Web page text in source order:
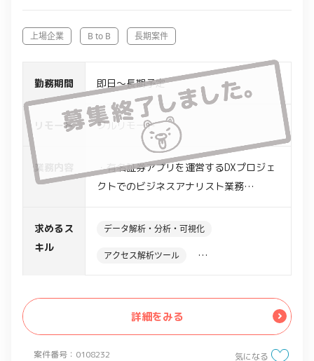
ディレクション管理全般を含みます。コ
ードは書けなくても、プログラムやDBの
原理の理解レベルがあれば問題ありませ
ん。
案件番号：0108232
上場企業 B to B 長期案件
勤務期間 即日～長期予定
リモート フルリモート
業務内容
・有名証券アプリを運営するDXプロジェ
クトでのビジネスアナリスト業務
具体的には…
・データベースから必要とされるデータ
・戦略をデータモデルや機能要件へ変換
・要件実装のテスト/検証
求めるス
キル
データ解析・分析・可視化
アクセス解析ツール
詳細をみる
気になる